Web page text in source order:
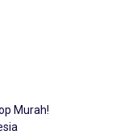
Murah!